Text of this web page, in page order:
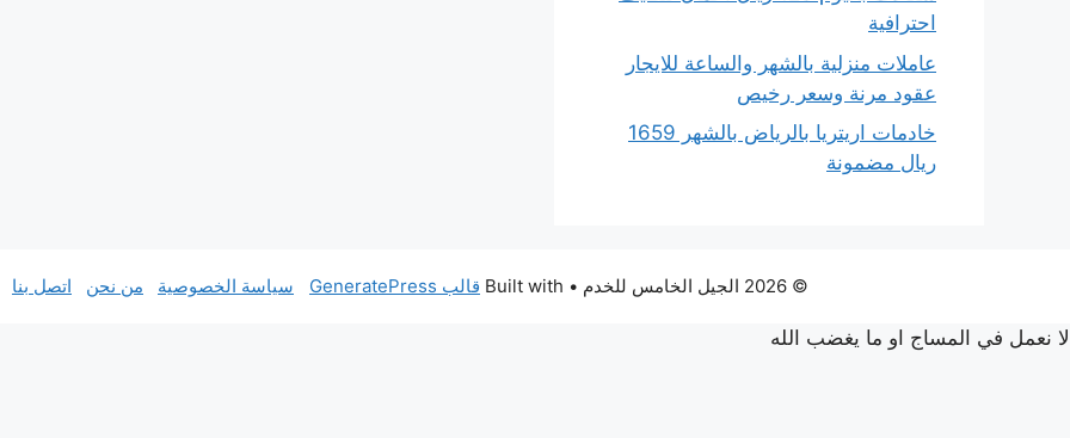
احترافية
عاملات منزلية بالشهر والساعة للايجار
عقود مرنة وسعر رخيص
خادمات اريتريا بالرياض بالشهر 1659
ريال مضمونة
سياسة الخصوصية من نحن اتصل بنا © 2026 الجيل الخامس للخدم • Built with قالب GeneratePress
لا نعمل في المساج او ما يغضب الله